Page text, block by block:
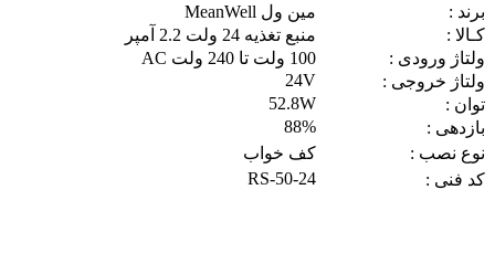
برند :
مین ول MeanWell
کـالا :
منبع تغذیه 24 ولت 2.2 آمپر
ولتاژ ورودی :
100 ولت تا 240 ولت AC
ولتاژ خروجی :
24V
توان :
52.8W
بازدهی :
88%
نوع نصب :
کف خواب
کد فنی :
RS-50-24